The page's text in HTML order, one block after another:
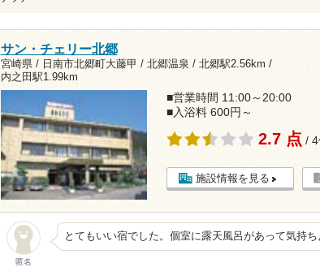
サン・チェリー北郷
宮崎県 / 日南市北郷町大藤甲 / 北郷温泉 / 北郷駅2.56km /
内之田駅1.99km
■営業時間 11:00～20:00
■入浴料 600円～
2.7 点 /
施設情報を見る
匿名
とてもいい宿でした。個室に露天風呂があって気持